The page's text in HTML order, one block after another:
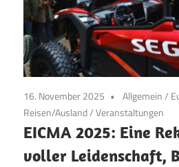
16. November 2025 Allgemein/
Reisen/Ausland/Veranstaltungen
EICMA 2025: Eine
voller Leidenschaft,